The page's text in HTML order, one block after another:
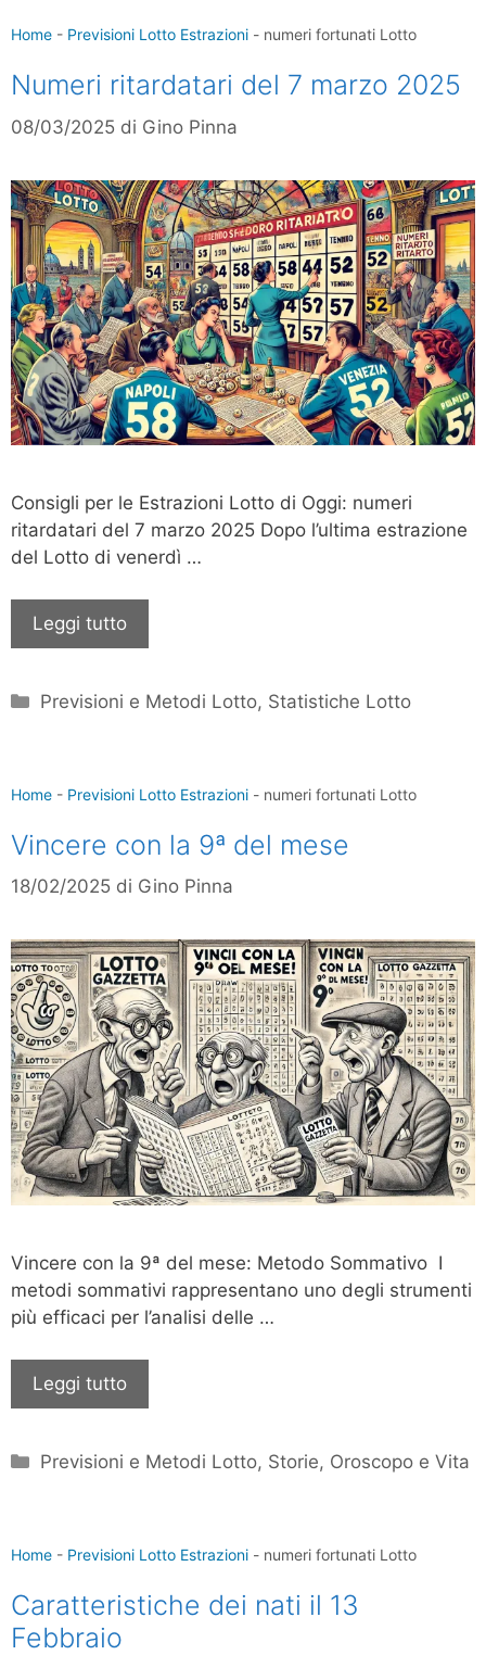
Home - Previsioni Lotto Estrazioni - numeri fortunati Lotto
Numeri ritardatari del 7 marzo 2025
08/03/2025 di Gino Pinna
Consigli per le Estrazioni Lotto di Oggi: numeri
ritardatari del 7 marzo 2025 Dopo l’ultima estrazione
del Lotto di venerdì …
Leggi tutto
Categorie
Previsioni e Metodi Lotto, Statistiche Lotto
Home - Previsioni Lotto Estrazioni - numeri fortunati Lotto
Vincere con la 9ª del mese
18/02/2025 di Gino Pinna
Vincere con la 9ª del mese: Metodo Sommativo I
metodi sommativi rappresentano uno degli strumenti
più efficaci per l’analisi delle …
Leggi tutto
Categorie
Previsioni e Metodi Lotto, Storie, Oroscopo e Vita
Home - Previsioni Lotto Estrazioni - numeri fortunati Lotto
Caratteristiche dei nati il 13
Febbraio